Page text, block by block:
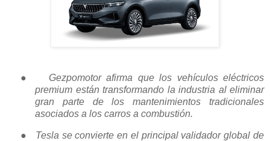
●
Gezpomotor afirma que los vehículos eléctricos
premium están transformando la industria al eliminar
gran parte de los mantenimientos tradicionales
asociados a los carros a combustión.
●
Tesla se convierte en el principal validador global de